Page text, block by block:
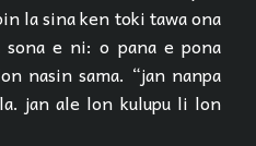
la sina ken toki tawa ona
e ni: o pana e pona
nasin sama. “jan nanpa
jan ale lon kulupu li lon